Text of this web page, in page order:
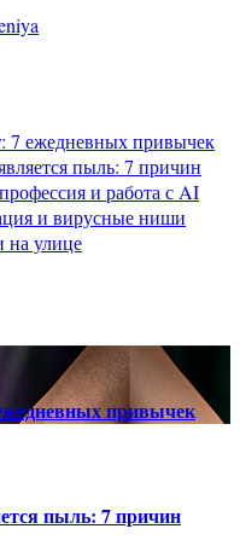
7 ежедневных привычек
пыль: 7 причин
и работа с AI
и вирусные ниши
на улице
привычек
пыль: 7 причин